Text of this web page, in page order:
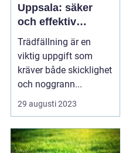
Uppsala: säker
och effektiv
hantering av träd
Trädfällning är en
viktig uppgift som
kräver både skicklighet
och noggrann...
29 augusti 2023